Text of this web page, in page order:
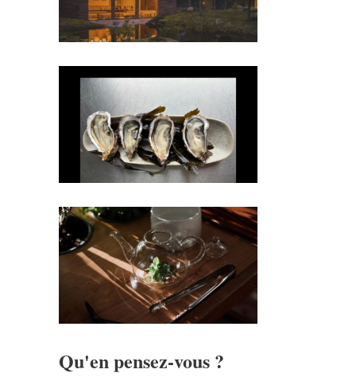
Qu'en pensez-vous ?